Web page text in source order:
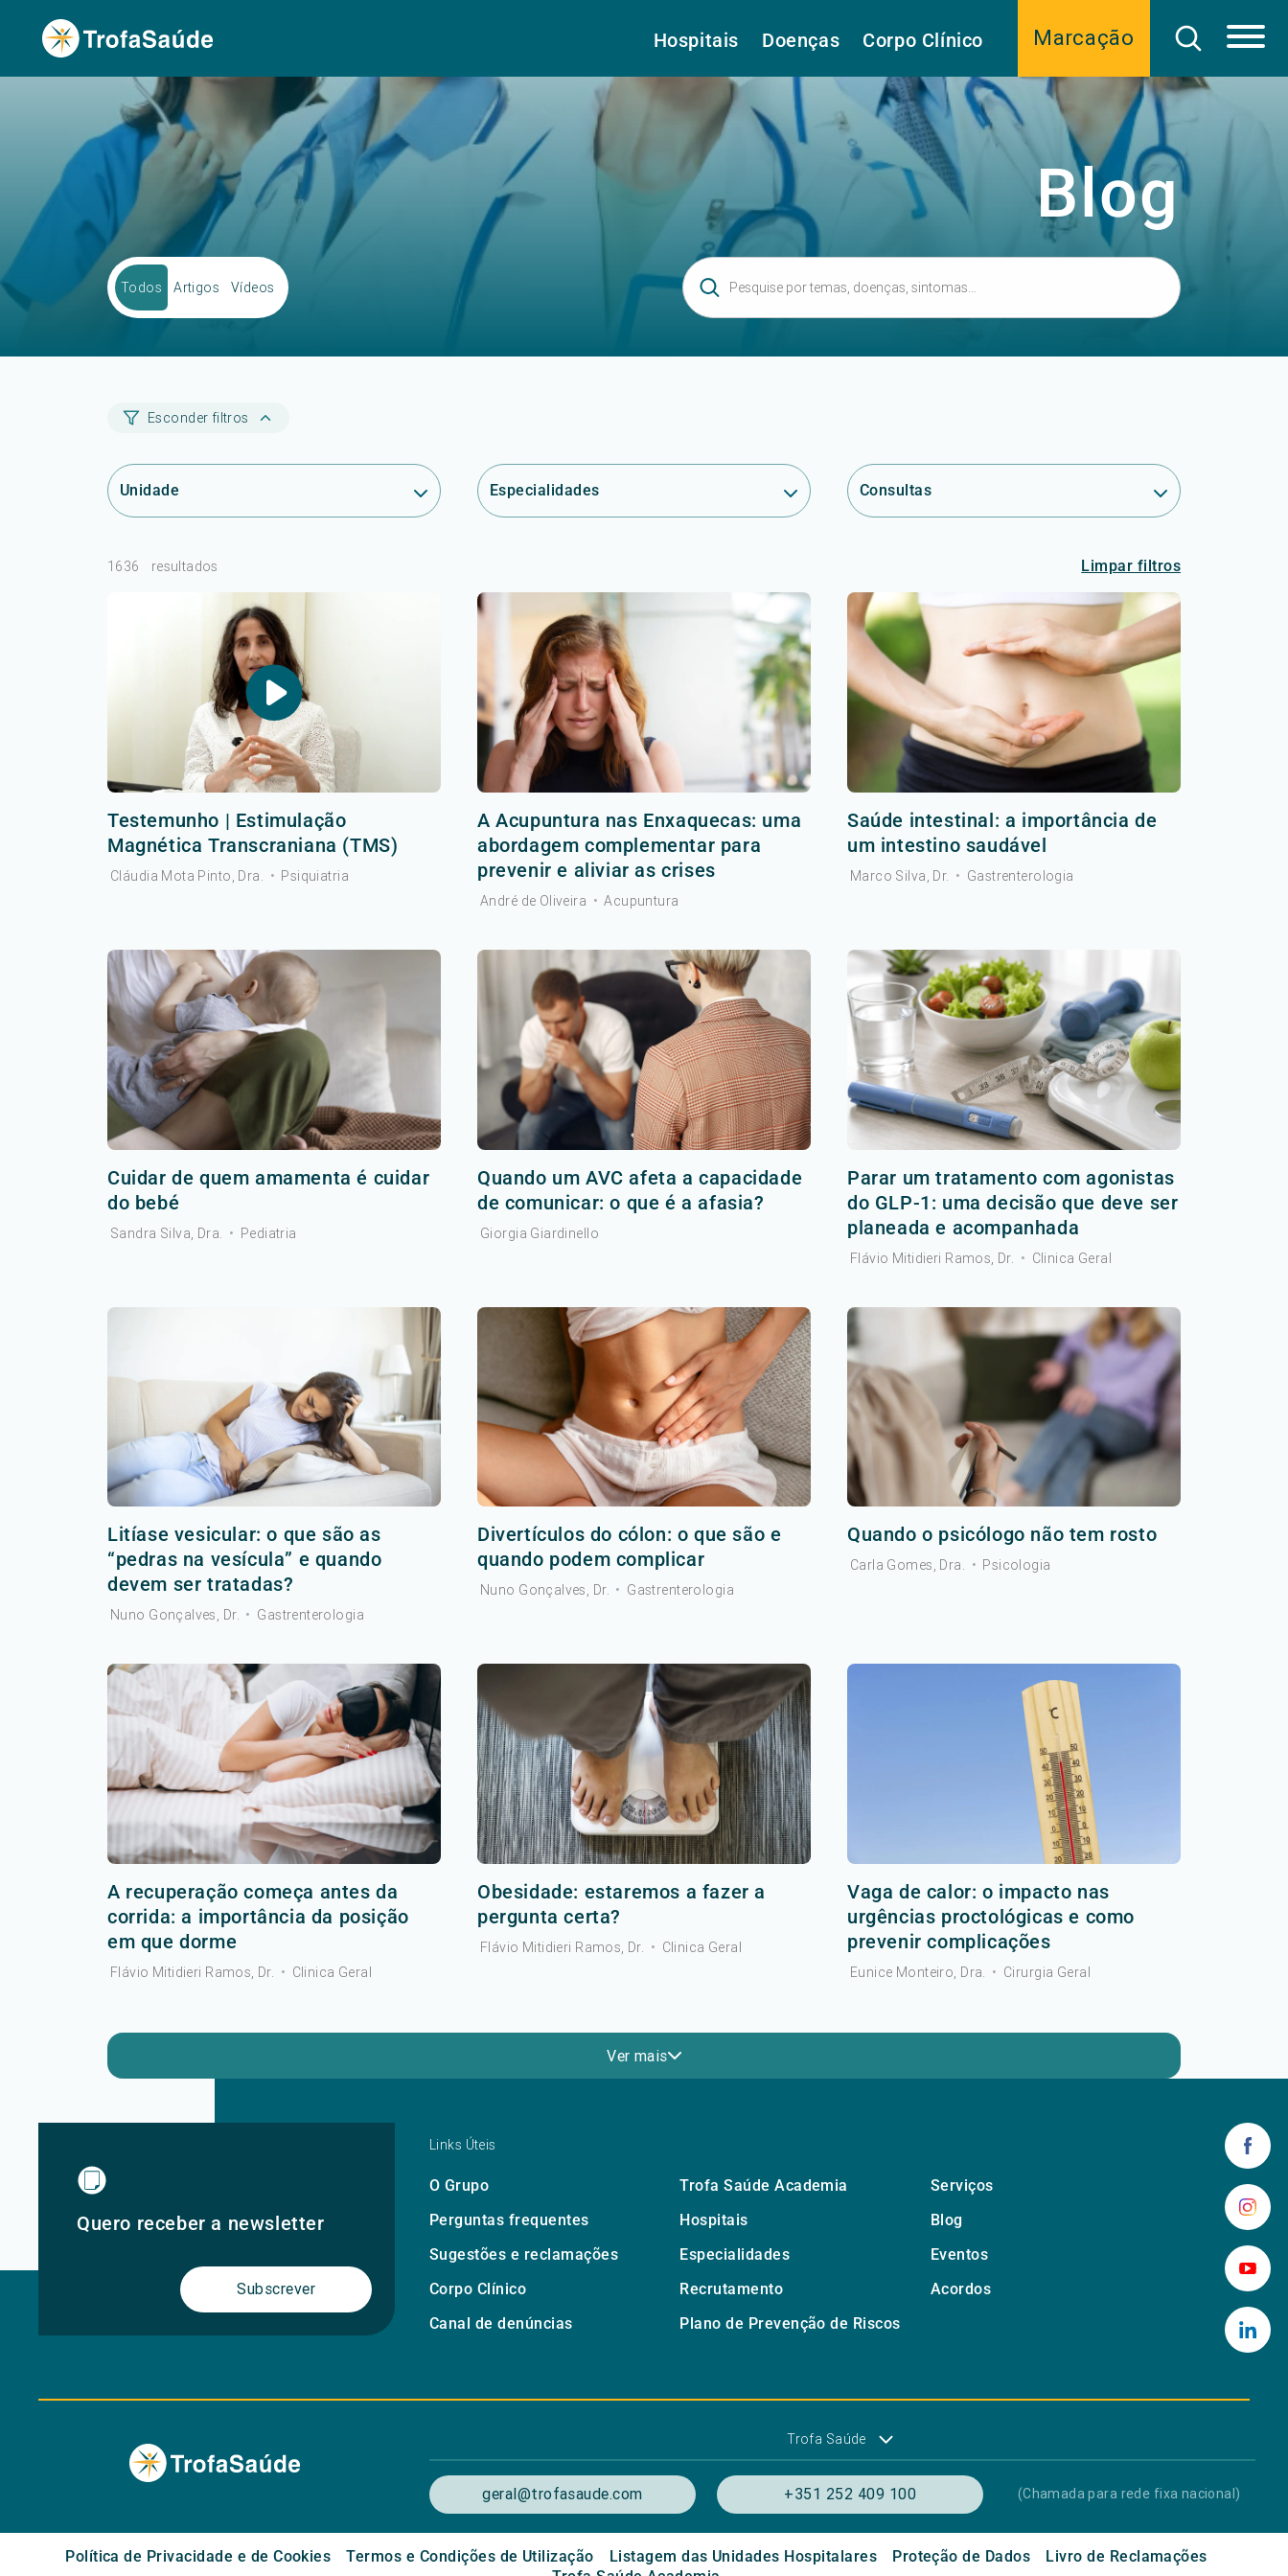
Marcação
Hospitais Doenças Corpo Clínico
Blog
Todos Artigos Vídeos
Esconder filtros
Unidade Especialidades Consultas
1636 resultados Limpar filtros
Testemunho | Estimulação
Magnética Transcraniana (TMS)
Cláudia Mota Pinto, Dra. • Psiquiatria
A Acupuntura nas Enxaquecas: uma
abordagem complementar para
prevenir e aliviar as crises
André de Oliveira • Acupuntura
Saúde intestinal: a importância de
um intestino saudável
Marco Silva, Dr. • Gastrenterologia
Cuidar de quem amamenta é cuidar
do bebé
Sandra Silva, Dra. • Pediatria
Quando um AVC afeta a capacidade
de comunicar: o que é a afasia?
Giorgia Giardinello
Parar um tratamento com agonistas
do GLP-1: uma decisão que deve ser
planeada e acompanhada
Flávio Mitidieri Ramos, Dr. • Clinica Geral
Litíase vesicular: o que são as
“pedras na vesícula” e quando
devem ser tratadas?
Nuno Gonçalves, Dr. • Gastrenterologia
Divertículos do cólon: o que são e
quando podem complicar
Nuno Gonçalves, Dr. • Gastrenterologia
Quando o psicólogo não tem rosto
Carla Gomes, Dra. • Psicologia
A recuperação começa antes da
corrida: a importância da posição
em que dorme
Flávio Mitidieri Ramos, Dr. • Clinica Geral
Obesidade: estaremos a fazer a
pergunta certa?
Flávio Mitidieri Ramos, Dr. • Clinica Geral
Vaga de calor: o impacto nas
urgências proctológicas e como
prevenir complicações
Eunice Monteiro, Dra. • Cirurgia Geral
Ver mais
Quero receber a newsletter
Subscrever
Links Úteis
O Grupo Trofa Saúde Academia
Serviços
Perguntas frequentes
Hospitais
Blog
Sugestões e reclamações
Especialidades
Eventos
Corpo Clínico
Recrutamento
Acordos
Canal de denúncias
Plano de Prevenção de Riscos
Trofa Saúde
geral@trofasaude.com +351 252 409 100 (Chamada para rede fixa nacional)
Política de Privacidade e de Cookies Termos e Condições de Utilização Listagem das Unidades Hospitalares Proteção de Dados
Livro de Reclamações